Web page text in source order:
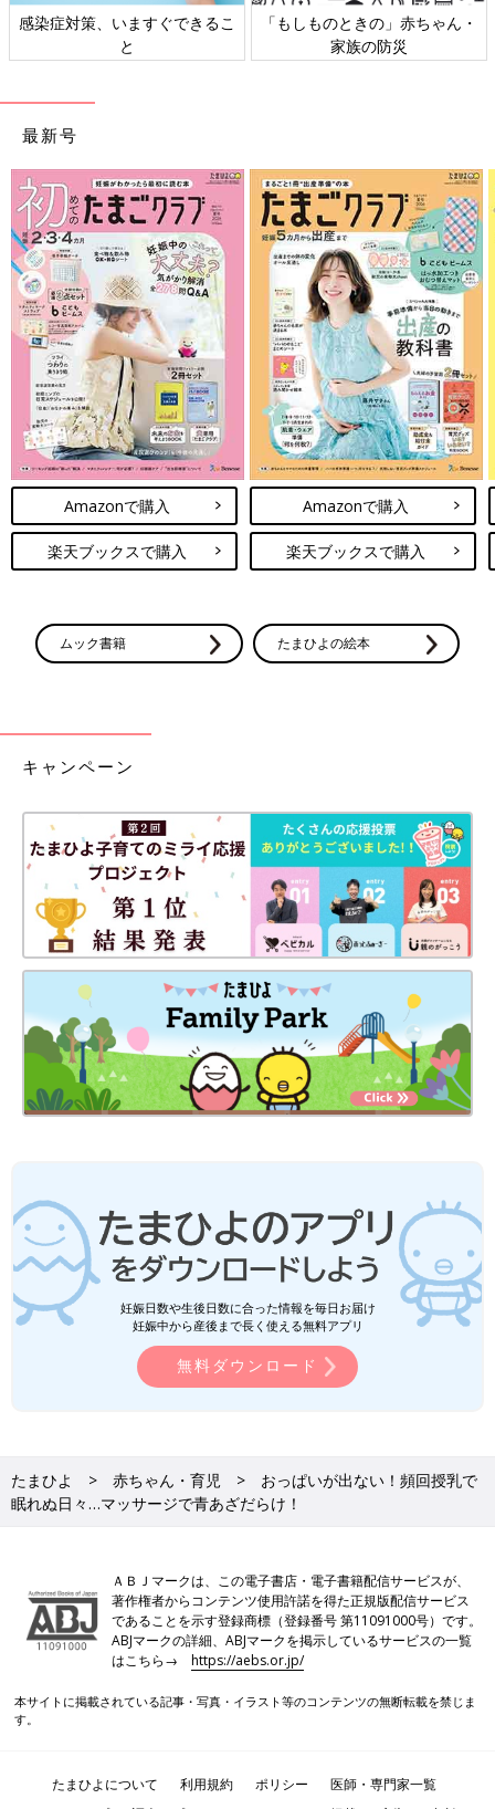
感染症対策、いますぐできるこ
と
「もしものときの」赤ちゃん・
家族の防災
最新号
Amazonで購入
楽天ブックスで購入
Amazonで購入
楽天ブックスで購入
ムック書籍 たまひよの絵本
キャンペーン
妊娠日数や生後日数に合った情報を毎日お届け
妊娠中から産後まで長く使える無料アプリ
無料ダウンロード
たまひよ 赤ちゃん・育児
おっぱいが出ない！頻回授乳で
眠れぬ日々…マッサージで青あざだらけ！
ＡＢＪマークは、この電子書店・電子書籍配信サービスが、
著作権者からコンテンツ使用許諾を得た正規版配信サービス
であることを示す登録商標（登録番号 第11091000号）です。
ABJマークの詳細、ABJマークを掲示しているサービスの一覧
はこちら→https://aebs.or.jp/
本サイトに掲載されている記事・写真・イラスト等のコンテンツの無断転載を禁じま
す。
たまひよについて 利用規約 ポリシー
医師・専門家一覧